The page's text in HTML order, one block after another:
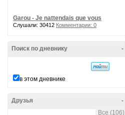
Garou - Je nattendais que vous
Слушали: 30412 Комментарии: 0
-
Поиск по дневнику
в этом дневнике
-
Друзья
Все (106)